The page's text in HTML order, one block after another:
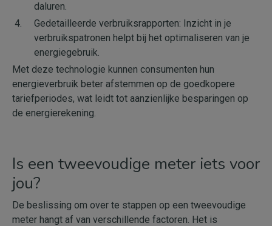
daluren.
Gedetailleerde verbruiksrapporten: Inzicht in je
verbruikspatronen helpt bij het optimaliseren van je
energiegebruik.
Met deze technologie kunnen consumenten hun
energieverbruik beter afstemmen op de goedkopere
tariefperiodes, wat leidt tot aanzienlijke besparingen op
de energierekening.
Is een tweevoudige meter iets voor
jou?
De beslissing om over te stappen op een tweevoudige
meter hangt af van verschillende factoren. Het is